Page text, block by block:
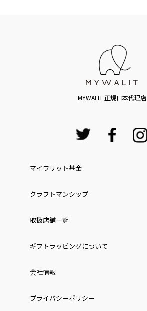
MYWALIT 正規日本代理店
マイワリット基金
クラフトマンシップ
取扱店舗一覧
ギフトラッピングについて
会社情報
プライバシーポリシー